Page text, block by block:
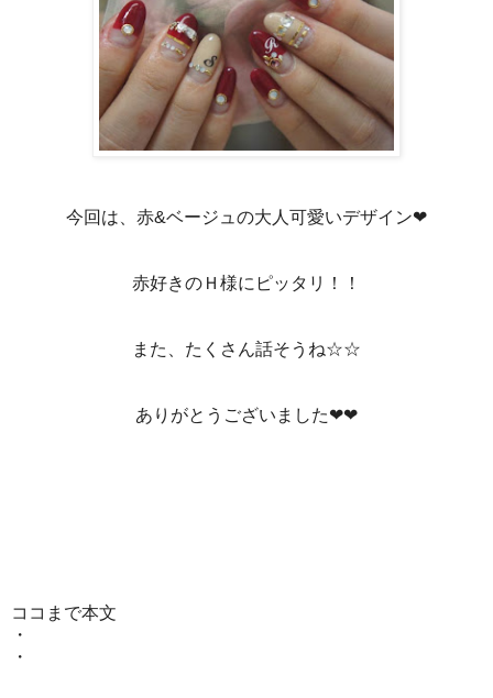
今回は、赤&ベージュの大人可愛いデザイン❤
赤好きのＨ様にピッタリ！！
また、たくさん話そうね☆☆
ありがとうございました❤❤
ココまで本文
・
・